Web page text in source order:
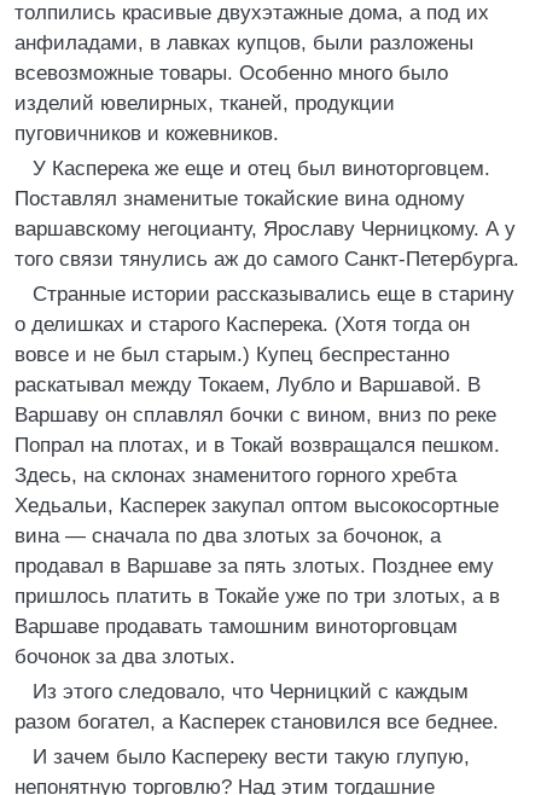
толпились красивые двухэтажные дома, а под их
анфиладами, в лавках купцов, были разложены
всевозможные товары. Особенно много было
изделий ювелирных, тканей, продукции
пуговичников и кожевников.
У Касперека же еще и отец был виноторговцем.
Поставлял знаменитые токайские вина одному
варшавскому негоцианту, Ярославу Черницкому. А у
того связи тянулись аж до самого Санкт-Петербурга.
Странные истории рассказывались еще в старину
о делишках и старого Касперека. (Хотя тогда он
вовсе и не был старым.) Купец беспрестанно
раскатывал между Токаем, Лубло и Варшавой. В
Варшаву он сплавлял бочки с вином, вниз по реке
Попрал на плотах, и в Токай возвращался пешком.
Здесь, на склонах знаменитого горного хребта
Хедьальи, Касперек закупал оптом высокосортные
вина ― сначала по два злотых за бочонок, а
продавал в Варшаве за пять злотых. Позднее ему
пришлось платить в Токайе уже по три злотых, а в
Варшаве продавать тамошним виноторговцам
бочонок за два злотых.
Из этого следовало, что Черницкий с каждым
разом богател, а Касперек становился все беднее.
И зачем было Каспереку вести такую глупую,
непонятную торговлю? Над этим тогдашние